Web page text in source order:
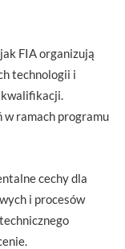
FIA organizują
technologii i
kwalifikacji.
w ramach programu
cechy dla
i procesów